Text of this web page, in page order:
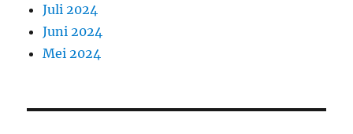
Juli 2024
Juni 2024
Mei 2024